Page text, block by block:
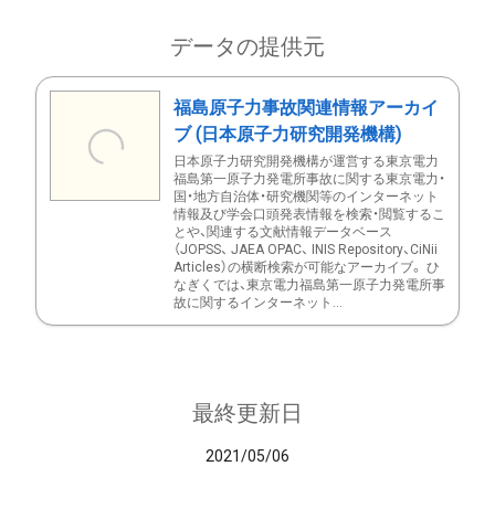
データの提供元
福島原子力事故関連情報アーカイ
ブ (日本原子力研究開発機構)
日本原子力研究開発機構が運営する東京電力
福島第一原子力発電所事故に関する東京電力・
国・地方自治体・研究機関等のインターネット
情報及び学会口頭発表情報を検索・閲覧するこ
とや、関連する文献情報データベース
（JOPSS、 JAEA OPAC、 INIS Repository、CiNii
Articles）の横断検索が可能なアーカイブ。 ひ
なぎくでは、東京電力福島第一原子力発電所事
故に関するインターネット...
最終更新日
2021/05/06